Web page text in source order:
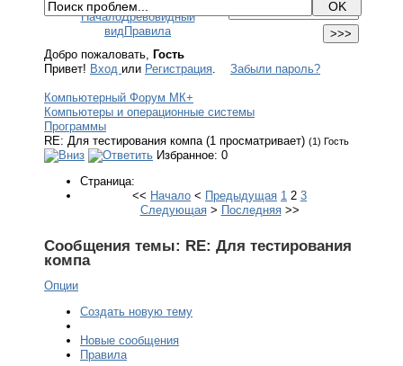
НачалоДревовидный
видПравила
Добро пожаловать, Гость
Привет! Вход или Регистрация. Забыли пароль?
Компьютерный Форум МК+
Компьютеры и операционные системы
Программы
RE: Для тестирования компа (1 просматривает) (1) Гость
Избранное: 0
Страница:
<< Начало < Предыдущая 1 2 3
Следующая> Последняя>>
Сообщения темы: RE: Для тестирования
компа
Опции
Создать новую тему
Новые сообщения
Правила